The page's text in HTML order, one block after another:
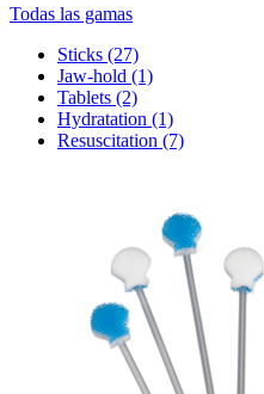
Todas las gamas
Sticks (27)
Jaw-hold (1)
Tablets (2)
Hydratation (1)
Resuscitation (7)